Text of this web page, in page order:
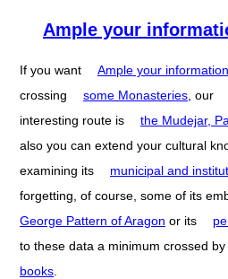
Ample your
If you want Ample your
crossing
some Monasteries , our
interesting route is
the Mudejar,
also you can extend your cultural
examining its
municipal and
forgetting, of course, some of its
George Pattern of Aragon or its
to these data a minimum crossed by
books